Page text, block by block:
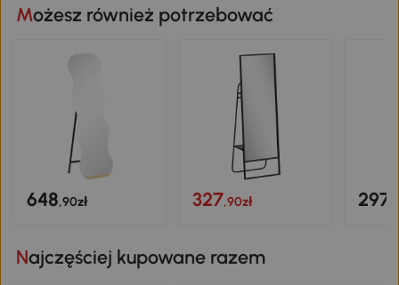
Możesz również potrzebować
648,90zł 327,90zł 297
Najczęściej kupowane razem